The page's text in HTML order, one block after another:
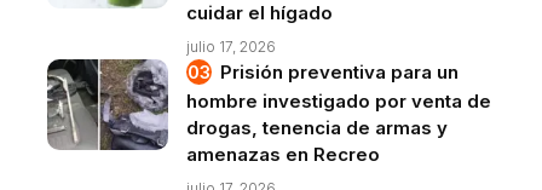
cuidar el hígado
julio 17, 2026
Prisión preventiva para un
hombre investigado por venta de
drogas, tenencia de armas y
amenazas en Recreo